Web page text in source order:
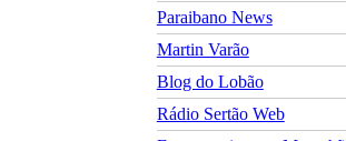
Paraibano News
Martin Varão
Blog do Lobão
Rádio Sertão Web